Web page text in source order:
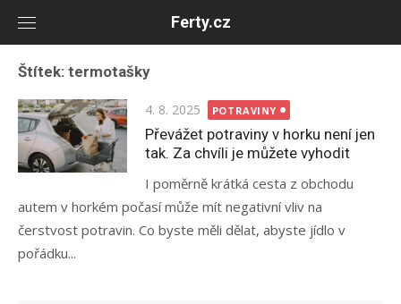
Ferty.cz
Štítek: termotašky
Posted
on
4. 8. 2025 POTRAVINY
Převážet potraviny v horku není jen
tak. Za chvíli je můžete vyhodit
I poměrně krátká cesta z obchodu
autem v horkém počasí může mít negativní vliv na
čerstvost potravin. Co byste měli dělat, abyste jídlo v
pořádku...